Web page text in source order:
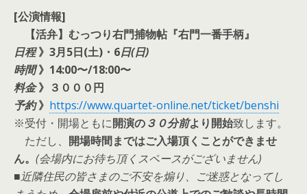
[公演情報]
【活弁】むっつり右門捕物帖『右門一番手柄』
日程》3月5日(土)・6日(日)
時間》14:00〜/18:00〜
料金》３０００円
予約》 https://www.quartet-online.net/ticket/benshi
※受付・開場ともに開演の３０分前より開始致します。
ただし、 開場時間まではご入場頂くことができませ
ん。 (会場内にお待ち頂くスペースがございません)
■近隣住民の皆さまのご不安を煽り、ご迷惑となってし